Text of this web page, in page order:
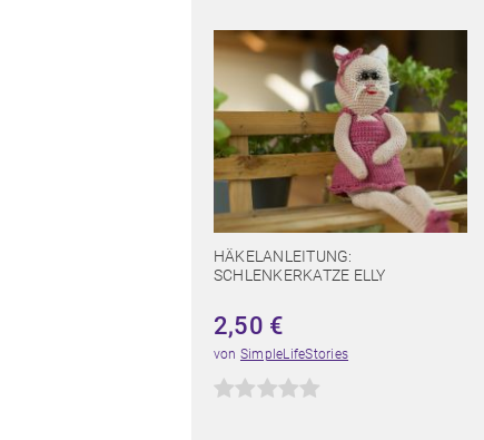
HÄKELANLEITUNG:
SCHLENKERKATZE ELLY
2,50 €
von SimpleLifeStories